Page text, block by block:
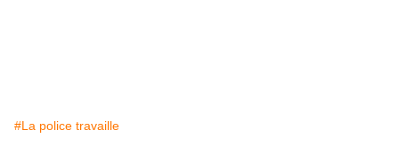
#La police travaille